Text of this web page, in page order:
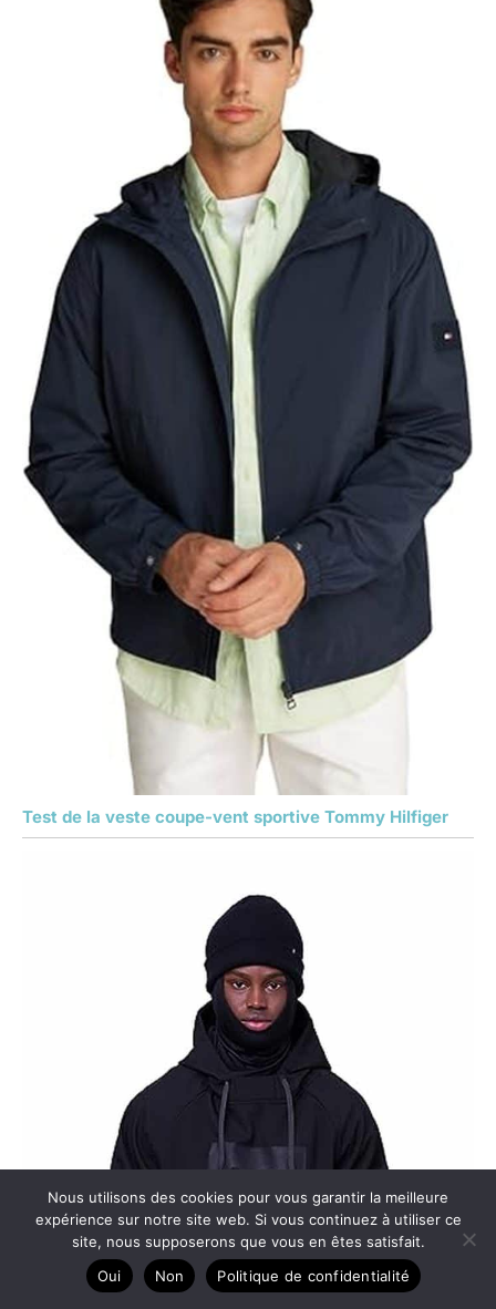
Test de la veste coupe-vent sportive Tommy Hilfiger
Nous utilisons des cookies pour vous garantir la meilleure
expérience sur notre site web. Si vous continuez à utiliser ce
site, nous supposerons que vous en êtes satisfait.
Oui
Non Politique de confidentialité